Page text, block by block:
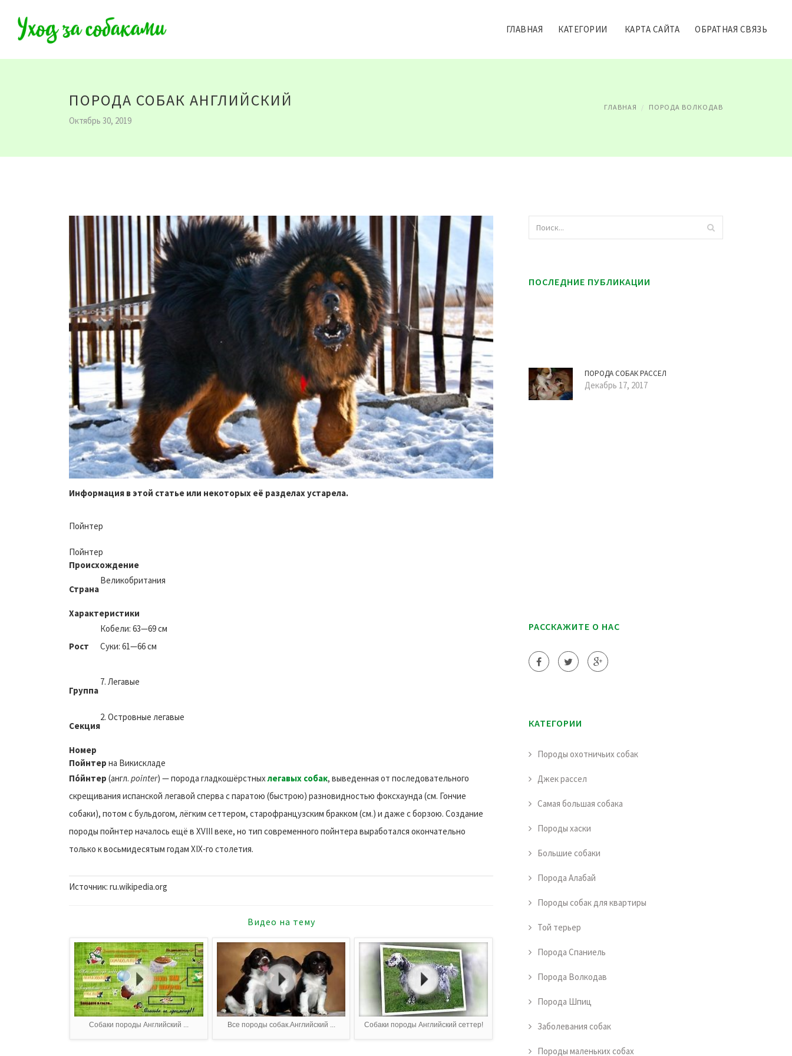
ГЛАВНАЯ КАТЕГОРИИ КАРТА САЙТА ОБРАТНАЯ СВЯЗЬ
ПОРОДА СОБАК АНГЛИЙСКИЙ
Октябрь 30, 2019
ГЛАВНАЯ ПОРОДА ВОЛКОДАВ
Информация в этой статье или некоторых её разделах устарела.
Пойнтер
Пойнтер
Происхождение
Страна
Великобритания
Характеристики
Рост
Кобели: 63—69 см
Суки: 61—66 см
Группа
7. Легавые
Секция
2. Островные легавые
Номер
Пойнтер на Викискладе
По́йнтер (англ. pointer) — порода гладкошёрстных легавых собак, выведенная от последовательного
скрещивания испанской легавой сперва с паратою (быстрою) разновидностью фоксхаунда (см. Гончие
собаки), потом с бульдогом, лёгким сеттером, старофранцузским бракком (см.) и даже с борзою. Создание
породы пойнтер началось ещё в XVIII веке, но тип современного пойнтера выработался окончательно
только к восьмидесятым годам XIX-го столетия.
Источник: ru.wikipedia.org
Видео на тему
Собаки породы Английский ... Все породы собак.Английский ... Собаки породы Английский сеттер!
ПОСЛЕДНИЕ ПУБЛИКАЦИИ
ПОРОДА СОБАК РАССЕЛ
Декабрь 17, 2017
РАССКАЖИТЕ О НАС
КАТЕГОРИИ
Породы охотничьих собак
Джек рассел
Самая большая собака
Породы хаски
Большие собаки
Порода Алабай
Породы собак для квартиры
Той терьер
Порода Спаниель
Порода Волкодав
Порода Шпиц
Заболевания собак
Породы маленьких собах